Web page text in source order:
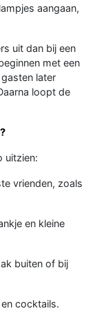
aangaan,
uit dan bij een
met een
later
loopt de
uitzien:
vrienden, zoals
en kleine
buiten of bij
cocktails.